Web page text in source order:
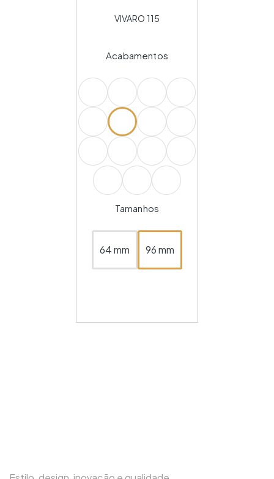
VIVARO 115
Acabamentos
Tamanhos
64 mm 96 mm